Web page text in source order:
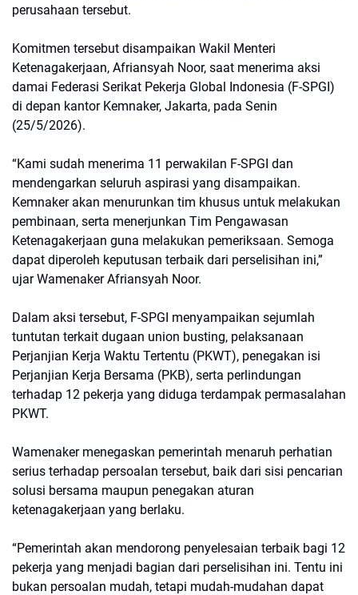
perusahaan tersebut.
Komitmen tersebut disampaikan Wakil Menteri
Ketenagakerjaan, Afriansyah Noor, saat menerima aksi
damai Federasi Serikat Pekerja Global Indonesia (F-SPGI)
di depan kantor Kemnaker, Jakarta, pada Senin
(25/5/2026).
“Kami sudah menerima 11 perwakilan F-SPGI dan
mendengarkan seluruh aspirasi yang disampaikan.
Kemnaker akan menurunkan tim khusus untuk melakukan
pembinaan, serta menerjunkan Tim Pengawasan
Ketenagakerjaan guna melakukan pemeriksaan. Semoga
dapat diperoleh keputusan terbaik dari perselisihan ini,”
ujar Wamenaker Afriansyah Noor.
Dalam aksi tersebut, F-SPGI menyampaikan sejumlah
tuntutan terkait dugaan union busting, pelaksanaan
Perjanjian Kerja Waktu Tertentu (PKWT), penegakan isi
Perjanjian Kerja Bersama (PKB), serta perlindungan
terhadap 12 pekerja yang diduga terdampak permasalahan
PKWT.
Wamenaker menegaskan pemerintah menaruh perhatian
serius terhadap persoalan tersebut, baik dari sisi pencarian
solusi bersama maupun penegakan aturan
ketenagakerjaan yang berlaku.
“Pemerintah akan mendorong penyelesaian terbaik bagi 12
pekerja yang menjadi bagian dari perselisihan ini. Tentu ini
bukan persoalan mudah, tetapi mudah-mudahan dapat